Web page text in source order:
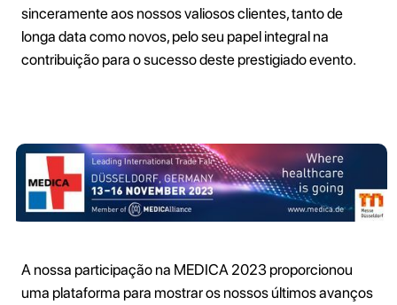
sinceramente aos nossos valiosos clientes, tanto de
longa data como novos, pelo seu papel integral na
contribuição para o sucesso deste prestigiado evento.
A nossa participação na MEDICA 2023 proporcionou
uma plataforma para mostrar os nossos últimos avanços